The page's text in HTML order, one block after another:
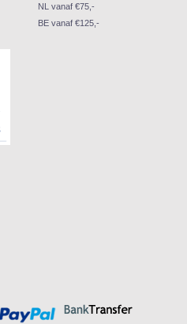
NL vanaf €75,-
BE vanaf €125,-